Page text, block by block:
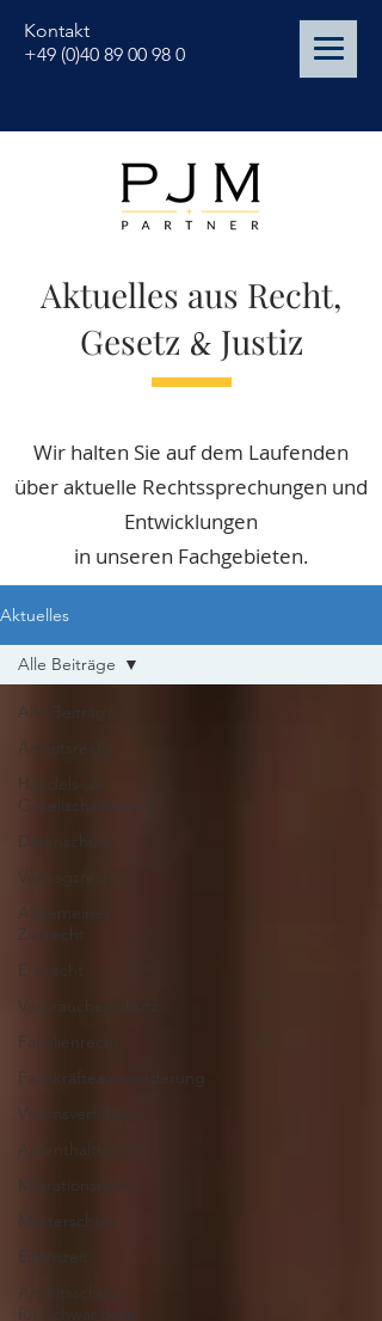
Kontakt
+49 (0)40 89 00 98 0
Aktuelles aus Recht,
Gesetz & Justiz
Wir halten Sie auf dem Laufenden
über aktuelle Rechtssprechungen und
Entwicklungen
in unseren Fachgebieten.
Aktuelles
Alle Beiträge
Arbeitsrecht
Handels- &
Gesellschaftsrecht
Datenschutz
Vertragsrecht
Allgemeines
Zivilrecht
Erbrecht
Verbraucherschutz
Familienrecht
Fachkräfteeinwanderung
Visumsverfahren
Aufenthaltsrecht
Migrationsrecht
Mutterschutz
Elternzeit
Arbeitsschutz
für Schwangere
Alle Beiträge